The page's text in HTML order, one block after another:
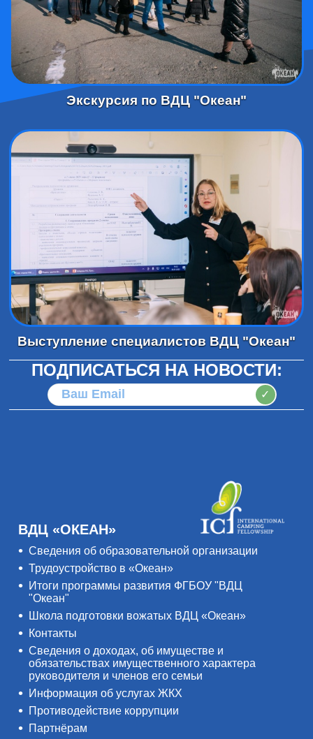
Экскурсия по ВДЦ "Океан"
Выступление специалистов ВДЦ "Океан"
ПОДПИСАТЬСЯ НА НОВОСТИ:
✓
ВДЦ «ОКЕАН»
Сведения об образовательной организации
Трудоустройство в «Океан»
Итоги программы развития ФГБОУ "ВДЦ
"Океан"
Школа подготовки вожатых ВДЦ «Океан»
Контакты
Сведения о доходах, об имуществе и
обязательствах имущественного характера
руководителя и членов его семьи
Информация об услугах ЖКХ
Противодействие коррупции
Партнёрам